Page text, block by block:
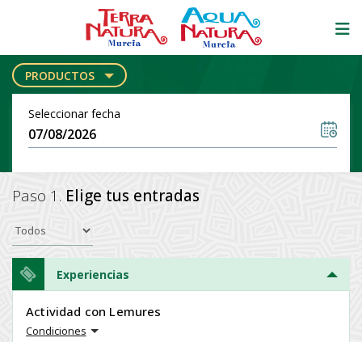
PRODUCTOS
Seleccionar fecha
Paso 1. Elige tus entradas
Experiencias
Actividad con Lemures
Condiciones